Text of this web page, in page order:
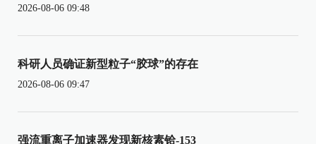
2026-08-06 09:48
科研人员确证新型粒子“胶球”的存在
2026-08-06 09:47
强流重离子加速器发现新核素铪-153